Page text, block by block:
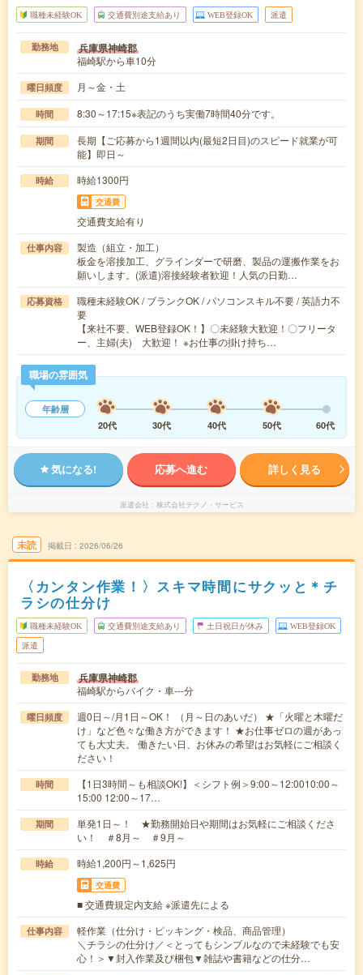
職種未経験OK 交通費別途支給あり WEB登録OK 派遣
勤務地 兵庫県神崎郡
福崎駅から車10分
曜日頻度 月～金・土
時間 8:30～17:15※表記のうち実働7時間40分です。
期間
長期【ご応募から1週間以内(最短2日目)のスピード就業が可
能】即日～
時給 時給1300円
交通費
交通費支給有り
仕事内容
製造（組立・加工）
板金を溶接加工、グラインダーで研磨、製品の運搬作業をお
願いします。(派遣)溶接経験者歓迎！人気の日勤…
応募資格
職種未経験OK / ブランクOK / パソコンスキル不要 / 英語力不
要
【来社不要、WEB登録OK！】〇未経験大歓迎！〇フリータ
ー、主婦(夫) 大歓迎！ ※お仕事の掛け持ち…
職場の雰囲気
年齢層
20代
30代 40代 50代 60代
気になる! 応募へ進む 詳しく見る
派遣会社 株式会社テクノ・サービス
未読 掲載日 2026/06/26
〈カンタン作業！〉スキマ時間にサクッと＊チ
ラシの仕分け
職種未経験OK 交通費別途支給あり 土日祝日が休み WEB登録OK
派遣
勤務地 兵庫県神崎郡
福崎駅からバイク・車---分
曜日頻度
週0日～/月1日～OK！ （月～日のあいだ） ★「火曜と木曜だ
け」など色々な働き方ができます！ ★お仕事ゼロの週があっ
ても大丈夫。 働きたい日、お休みの希望はお気軽にご相談く
ださい！
時間
【1日3時間～も相談OK!】＜シフト例＞9:00～12:0010:00～
15:00 12:00～17…
期間
単発1日～！ ★勤務開始日や期間はお気軽にご相談くださ
い！ ＃8月～ ＃9月～
時給 時給1,200円～1,625円
交通費
■ 交通費規定内支給 ※派遣先による
仕事内容
軽作業（仕分け・ピッキング・検品、商品管理）
＼チラシの仕分け／＜とってもシンプルなので未経験でも安
心！＞▼封入作業及び梱包▼雑誌や書籍などの仕分…